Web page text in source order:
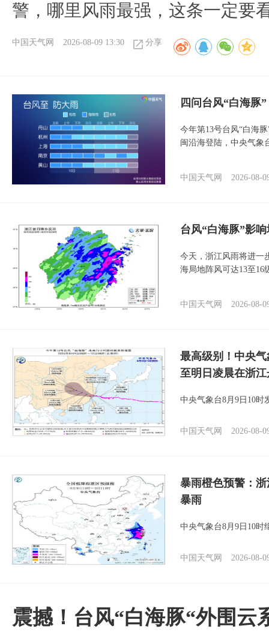
警，哪里风雨最强，这条一定要
中国天气网 2026-08-09 13:30 分享
四问台风“白海豚
今年第13号台风“白海
闽沿海登陆，中央气象
中国天气网 2026-08-
台风“白海豚”影
今天，浙江风雨将进一
海局地阵风可达13至16
中国天气网 2026-08-
最高级别！中央
至明日凌晨在浙
中央气象台8月9日10时
中国天气网 2026-08-
暴雨橙色预警：
暴雨
中央气象台8月9日10时
中国天气网 2026-08-
震撼！台风“白海豚“外围云